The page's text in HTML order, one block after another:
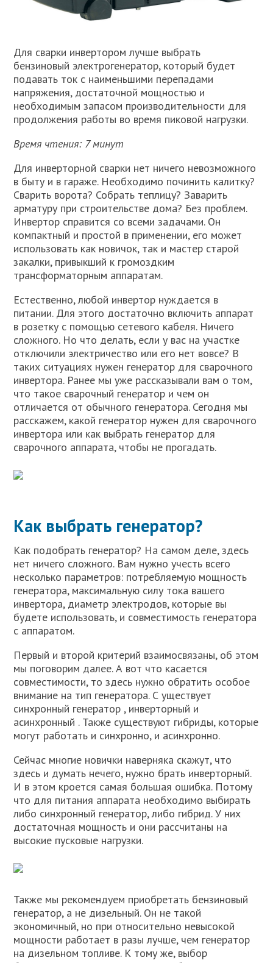
Для сварки инвертором лучше выбрать
бензиновый электрогенератор, который будет
подавать ток с наименьшими перепадами
напряжения, достаточной мощностью и
необходимым запасом производительности для
продолжения работы во время пиковой нагрузки.
Время чтения: 7 минут
Для инверторной сварки нет ничего невозможного
в быту и в гараже. Необходимо починить калитку?
Сварить ворота? Собрать теплицу? Заварить
арматуру при строительстве дома? Без проблем.
Инвертор справится со всеми задачами. Он
компактный и простой в применении, его может
использовать как новичок, так и мастер старой
закалки, привыкший к громоздким
трансформаторным аппаратам.
Естественно, любой инвертор нуждается в
питании. Для этого достаточно включить аппарат
в розетку с помощью сетевого кабеля. Ничего
сложного. Но что делать, если у вас на участке
отключили электричество или его нет вовсе? В
таких ситуациях нужен генератор для сварочного
инвертора. Ранее мы уже рассказывали вам о том,
что такое сварочный генератор и чем он
отличается от обычного генератора. Сегодня мы
расскажем, какой генератор нужен для сварочного
инвертора или как выбрать генератор для
сварочного аппарата, чтобы не прогадать.
Как выбрать генератор?
Как подобрать генератор? На самом деле, здесь
нет ничего сложного. Вам нужно учесть всего
несколько параметров: потребляемую мощность
генератора, максимальную силу тока вашего
инвертора, диаметр электродов, которые вы
будете использовать, и совместимость генератора
с аппаратом.
Первый и второй критерий взаимосвязаны, об этом
мы поговорим далее. А вот что касается
совместимости, то здесь нужно обратить особое
внимание на тип генератора. С уществует
синхронный генератор , инверторный и
асинхронный . Также существуют гибриды, которые
могут работать и синхронно, и асинхронно.
Сейчас многие новички наверняка скажут, что
здесь и думать нечего, нужно брать инверторный.
И в этом кроется самая большая ошибка. Потому
что для питания аппарата необходимо выбирать
либо синхронный генератор, либо гибрид. У них
достаточная мощность и они рассчитаны на
высокие пусковые нагрузки.
Также мы рекомендуем приобретать бензиновый
генератор, а не дизельный. Он не такой
экономичный, но при относительно невысокой
мощности работает в разы лучше, чем генератор
на дизельном топливе. К тому же, выбор